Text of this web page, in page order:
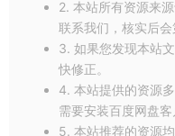
2. 本站所有资源来
联系我们，核实后会
3. 如果您发现本站
快修正。
4. 本站提供的资源
需要安装百度网盘客
5. 本站推荐的资源